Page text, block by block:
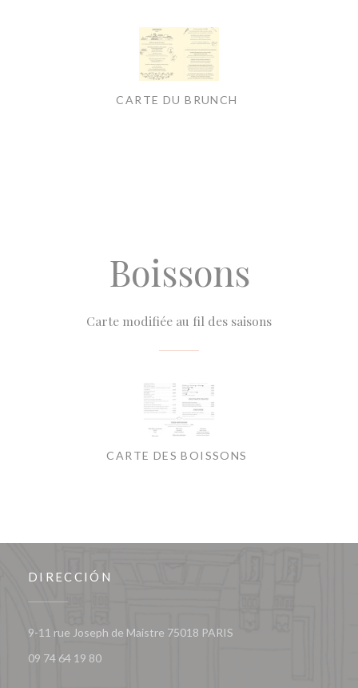
CARTE DU BRUNCH
Boissons
Carte modifiée au fil des saisons
CARTE DES BOISSONS
DIRECCIÓN
9-11 rue Joseph de Maistre 75018 PARIS
09 74 64 19 80